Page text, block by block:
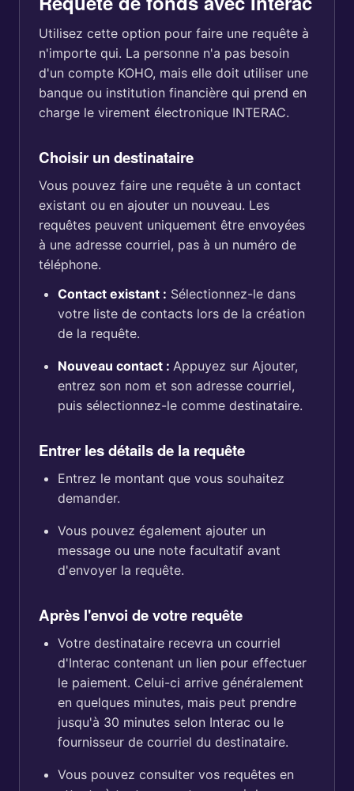
Utilisez cette option pour faire une requête à
n'importe qui. La personne n'a pas besoin
d'un compte KOHO, mais elle doit utiliser une
banque ou institution financière qui prend en
charge le virement électronique INTERAC.
Choisir un destinataire
Vous pouvez faire une requête à un contact
existant ou en ajouter un nouveau. Les
requêtes peuvent uniquement être envoyées
à une adresse courriel, pas à un numéro de
téléphone.
Contact existant : Sélectionnez-le dans
votre liste de contacts lors de la création
de la requête.
Nouveau contact : Appuyez sur Ajouter,
entrez son nom et son adresse courriel,
puis sélectionnez-le comme destinataire.
Entrer les détails de la requête
Entrez le montant que vous souhaitez
demander.
Vous pouvez également ajouter un
message ou une note facultatif avant
d'envoyer la requête.
Après l'envoi de votre requête
Votre destinataire recevra un courriel
d'Interac contenant un lien pour effectuer
le paiement. Celui-ci arrive généralement
en quelques minutes, mais peut prendre
jusqu'à 30 minutes selon Interac ou le
fournisseur de courriel du destinataire.
Vous pouvez consulter vos requêtes en